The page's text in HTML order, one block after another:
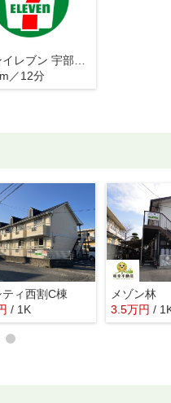
／12分
ィ西割C棟
/ 1K
メゾン林
3.5万円 /